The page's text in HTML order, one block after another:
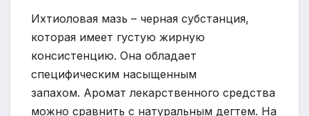
Ихтиоловая мазь – черная субстанция,
которая имеет густую жирную
консистенцию. Она обладает
специфическим насыщенным
запахом. Аромат лекарственного средства
можно сравнить с натуральным дегтем. На